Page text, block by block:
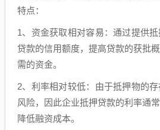
特点：
1、资金获取相对容易：通过提供
贷款的信用额度，提高贷款的获批
需的资金。
2、利率相对较低：由于抵押物的
风险，因此企业抵押贷款的利率通
降低融资成本。